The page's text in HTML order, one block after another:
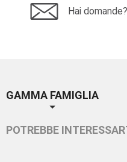
Hai
GAMMA FAMIGLIA
POTREBBE